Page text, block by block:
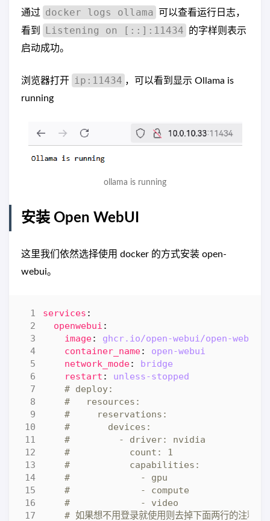
通过 docker logs ollama
可以查看运行日志，
看到
Listening on [::]:11434
的字样则表示
启动成功。
浏览器打开 ip:11434 ，可以看到显示 Ollama is
running
ollama is running
安装 Open WebUI
这里我们依然选择使用 docker 的方式安装 open-
webui。
services :
openwebui :
image:
ghcr.io/open-webui/open-
container_name:
open-webui
network_mode:
bridge
restart :
unless-stopped
# deploy:
#   resources:
#     reservations:
#       devices:
#         - driver: nvidia
#           count: 1
#           capabilities:
#             - gpu
#             - compute
#             - video
# 如果想不用登录就使用则去掉下面两行的注释